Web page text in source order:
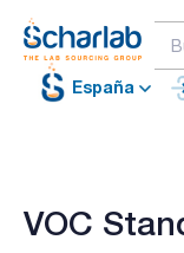
España
VOC